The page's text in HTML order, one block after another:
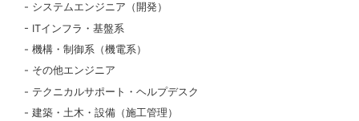
システムエンジニア（開発）
ITインフラ・基盤系
機構・制御系（機電系）
その他エンジニア
テクニカルサポート・ヘルプデスク
建築・土木・設備（施工管理）